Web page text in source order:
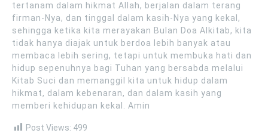
tertanam dalam hikmat Allah, berjalan dalam terang
firman-Nya, dan tinggal dalam kasih-Nya yang kekal,
sehingga ketika kita merayakan Bulan Doa Alkitab, kita
tidak hanya diajak untuk berdoa lebih banyak atau
membaca lebih sering, tetapi untuk membuka hati dan
hidup sepenuhnya bagi Tuhan yang bersabda melalui
Kitab Suci dan memanggil kita untuk hidup dalam
hikmat, dalam kebenaran, dan dalam kasih yang
memberi kehidupan kekal. Amin
Post Views: 499